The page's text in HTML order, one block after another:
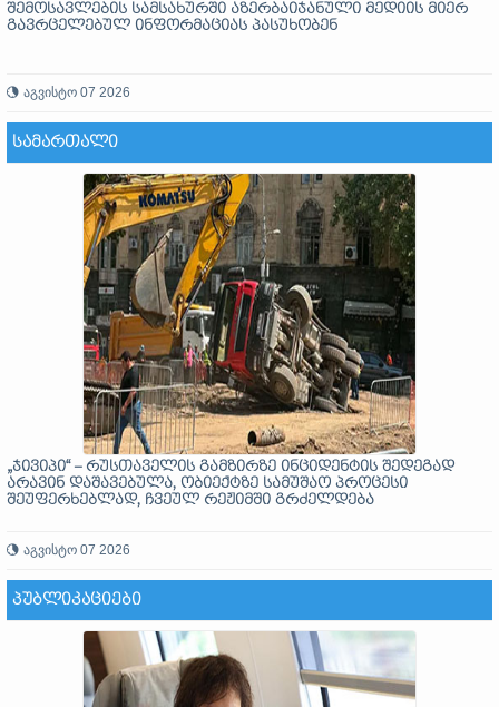
შემოსავლების სამსახურში აზერბაიჯანული მედიის მიერ
გავრცელებულ ინფორმაციას პასუხობენ
აგვისტო 07 2026
ᲡᲐᲛᲐᲠᲗᲐᲚᲘ
„ჯივიპი“ – რუსთაველის გამზირზე ინციდენტის შედეგად
არავინ დაშავებულა, ობიექტზე სამუშაო პროცესი
შეუფერხებლად, ჩვეულ რეჟიმში გრძელდება
აგვისტო 07 2026
ᲞᲣᲑᲚᲘᲙᲐᲪᲘᲔᲑᲘ